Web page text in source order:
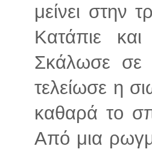
μείνει στην
Κατάπιε
Σκάλωσε σε
τελείωσε η
καθαρά το
Από μια